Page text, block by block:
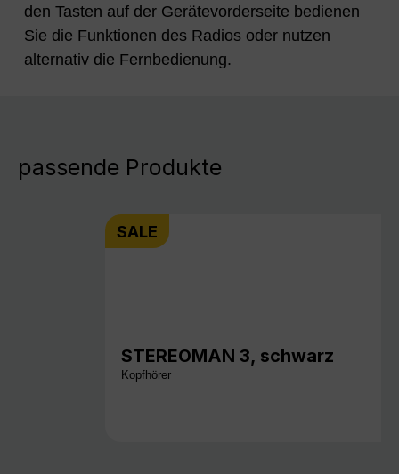
den Tasten auf der Gerätevorderseite bedienen
Sie die Funktionen des Radios oder nutzen
alternativ die Fernbedienung.
passende Produkte
SALE
STEREOMAN 3, schwarz
Kopfhörer